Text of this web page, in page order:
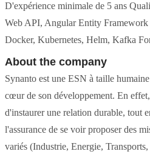
D'expérience minimale de 5 ans
Web API, Angular Entity
Docker, Kubernetes, Helm, Kafka
About the company
Synanto est une ESN à taille
cœur de son développement. En
d'instaurer une relation durable, tout
l'assurance de se voir proposer des
variés (Industrie, Energie,